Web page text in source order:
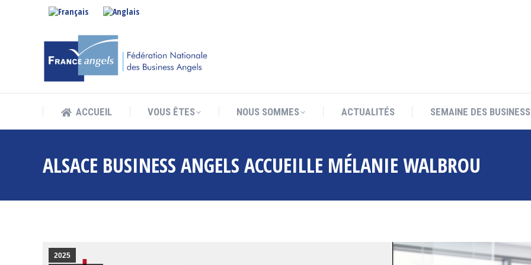
ACCUEIL VOUS ÊTES NOUS SOMMES ACTUALITÉS SEMAINE DES
ALSACE BUSINESS ANGELS ACCUEILLE MÉLANIE WALBROU
2025
ACCUEIL